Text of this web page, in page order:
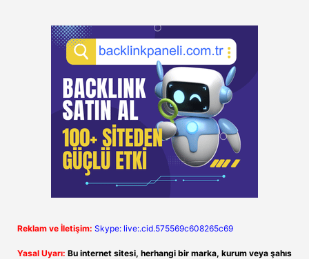
Reklam ve İletişim: Skype: live:.cid.575569c608265c69
Yasal Uyarı: Bu internet sitesi, herhangi bir marka, kurum veya şahıs